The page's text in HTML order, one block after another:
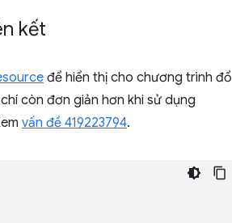
kết
để hiển thị cho chương trình đổ
còn đơn giản hơn khi sử dụng
vấn đề 419223794.